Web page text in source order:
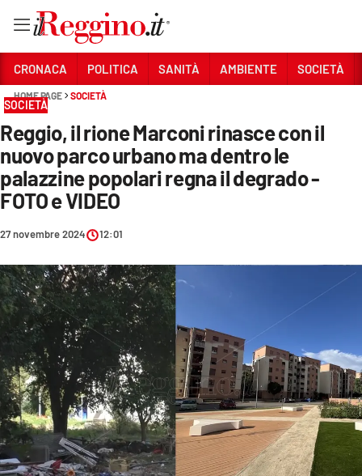
Sezioni
CRONACA
POLITICA
SANITÀ
AMBIENTE
SOCIETÀ
CULTURA
ECONOMIA E LAVORO
EVENTI
SPORT
Streaming
CRONACA POLITICA SANITÀ AMBIENTE SOCIETÀ
HOME PAGE SOCIETÀ
SOCIETÀ
Reggio, il rione Marconi rinasce con il
nuovo parco urbano ma dentro le
palazzine popolari regna il degrado -
FOTO e VIDEO
27 novembre 2024 12:01